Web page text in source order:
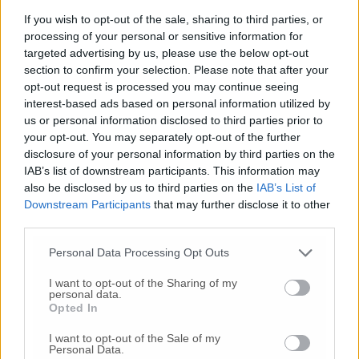
If you wish to opt-out of the sale, sharing to third parties, or
processing of your personal or sensitive information for
targeted advertising by us, please use the below opt-out
section to confirm your selection. Please note that after your
opt-out request is processed you may continue seeing
interest-based ads based on personal information utilized by
us or personal information disclosed to third parties prior to
your opt-out. You may separately opt-out of the further
disclosure of your personal information by third parties on the
IAB’s list of downstream participants. This information may
also be disclosed by us to third parties on the IAB’s List of
Downstream Participants that may further disclose it to other
Personal Data Processing Opt Outs
I want to opt-out of the Sharing of my
personal data.
Opted In
I want to opt-out of the Sale of my
Personal Data.
nella chiesa della Pace.
sa. mar.
© RIPRODUZIONE RISERVATA
Vai alla home
Commenti
Nessun commento presente